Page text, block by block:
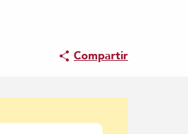
Compartir